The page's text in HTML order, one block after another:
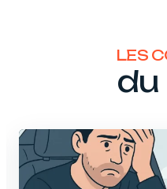
LES
du